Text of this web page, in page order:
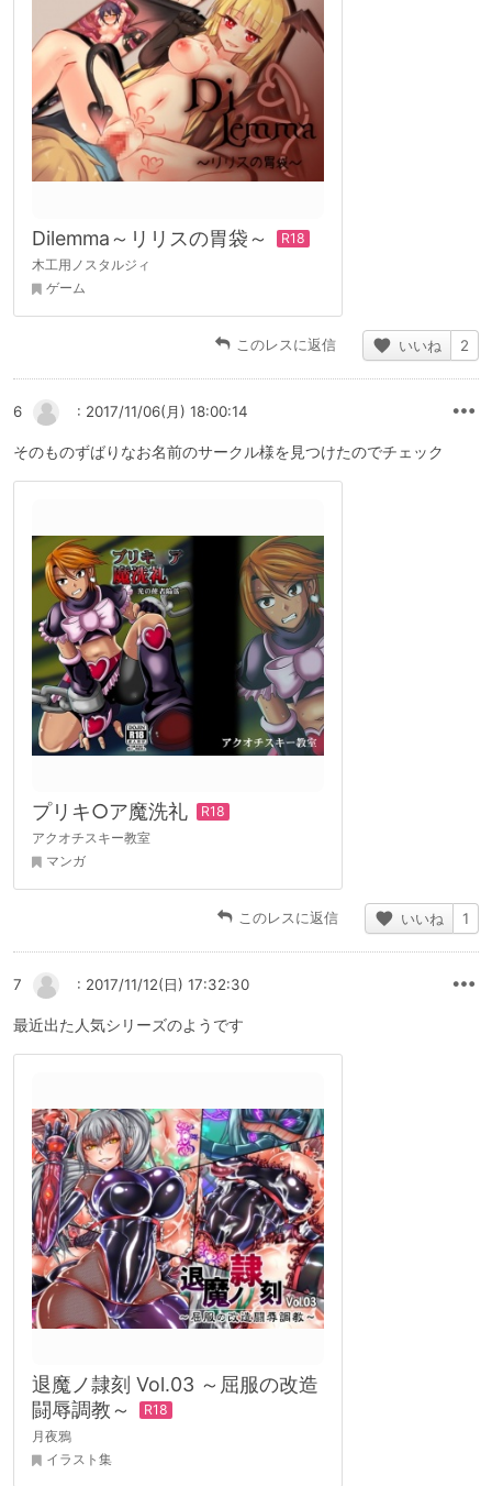
Dilemma～リリスの胃袋～
木工用ノスタルジィ
ゲーム
このレスに返信 いいね 2
6 : 2017/11/06(月) 18:00:14
そのものずばりなお名前のサークル様を見つけたのでチェック
プリキ○ア魔洗礼
アクオチスキー教室
マンガ
このレスに返信 いいね 1
7 : 2017/11/12(日) 17:32:30
最近出た人気シリーズのようです
退魔ノ隷刻 Vol.03 ～屈服の改造
闘辱調教～
月夜鴉
イラスト集